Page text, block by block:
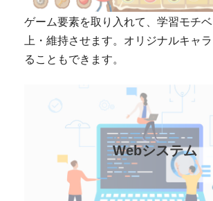
ゲーム要素を取り入れて、学習モチ
上・維持させます。オリジナルキャ
ることもできます。
Webシステム